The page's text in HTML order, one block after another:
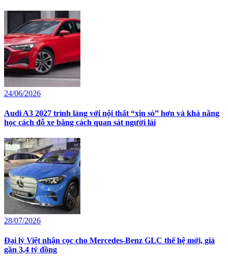
24/06/2026
Audi A3 2027 trình làng với nội thất “xịn sò” hơn và khả năng
học cách đỗ xe bằng cách quan sát người lái
28/07/2026
Đại lý Việt nhận cọc cho Mercedes-Benz GLC thế hệ mới, giá
gần 3,4 tỷ đồng